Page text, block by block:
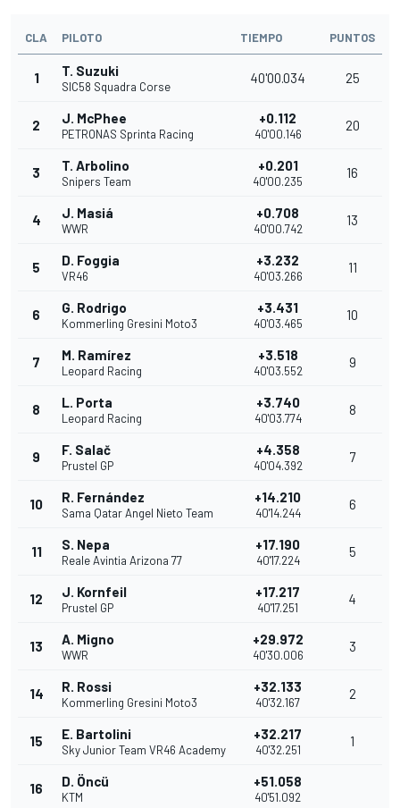
CLA PILOTO TIEMPO PUNTOS
1 T. Suzuki
SIC58 Squadra Corse
40'00.034 25
2 J. McPhee
PETRONAS Sprinta Racing
+0.112
40'00.146
20
3 T. Arbolino
Snipers Team
+0.201
40'00.235
16
4 J. Masiá
WWR
+0.708
40'00.742
13
5 D. Foggia
VR46
+3.232
40'03.266
11
6 G. Rodrigo
Kommerling Gresini Moto3
+3.431
40'03.465
10
7 M. Ramírez
Leopard Racing
+3.518
40'03.552
9
8 L. Porta
Leopard Racing
+3.740
40'03.774
8
9 F. Salač
Prustel GP
+4.358
40'04.392
7
10 R. Fernández
Sama Qatar Angel Nieto Team
+14.210
40'14.244
6
11 S. Nepa
Reale Avintia Arizona 77
+17.190
40'17.224
5
12 J. Kornfeil
Prustel GP
+17.217
40'17.251
4
13 A. Migno
WWR
+29.972
40'30.006
3
14 R. Rossi
Kommerling Gresini Moto3
+32.133
40'32.167
2
15 E. Bartolini
Sky Junior Team VR46 Academy
+32.217
40'32.251
1
16 D. Öncü
KTM
+51.058
40'51.092